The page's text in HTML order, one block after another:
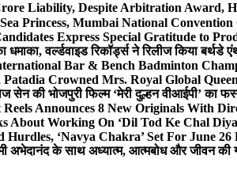
Liability, Despite Arbitration Award,
Princess, Mumbai National
Express Special Gratitude to
धमाका, वर्ल्डवाइड रिकॉर्ड्स ने रिलीज किया बर्थडे
Bar & Bench Badminton
Patadia Crowned Mrs. Royal Global
सेन की भोजपुरी फिल्म ‘मेरी दुल्हन वीआईपी’
Reels Announces 8 New Originals With
About Working On ‘Dil Tod Ke Chal
‘Navya Chakra’ Set For June 26
अभेदानंद के साथ अध्यात्म, आत्मबोध और जीवन की